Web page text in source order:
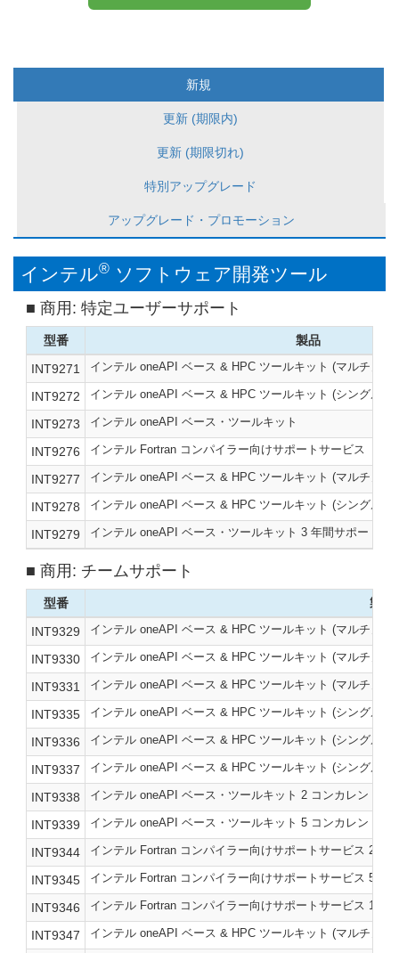
新規
更新 (期限内)
更新 (期限切れ)
特別アップグレード
アップグレード・プロモーション
インテル® ソフトウェア開発ツール
商用 : 特定ユーザーサポート
型番
製品
INT9271
インテル oneAPI ベース & HPC ツールキット (マルチノー
INT9272 インテル oneAPI ベース & HPC ツールキット (シングルノ
INT9273 インテル oneAPI ベース・ツールキット
INT9276 インテル Fortran コンパイラー向けサポートサービス
INT9277 インテル oneAPI ベース & HPC ツールキット (マルチノー
INT9278 インテル oneAPI ベース & HPC ツールキット (シングルノ
INT9279 インテル oneAPI ベース・ツールキット 3 年間サポート付
商用 : チームサポート
型番
製品
INT9329
インテル oneAPI ベース & HPC ツールキット (マルチノー
INT9330 インテル oneAPI ベース & HPC ツールキット (マルチノー
INT9331 インテル oneAPI ベース & HPC ツールキット (マルチノー
INT9335 インテル oneAPI ベース & HPC ツールキット (シングル
INT9336 インテル oneAPI ベース & HPC ツールキット (シングル
INT9337 インテル oneAPI ベース & HPC ツールキット (シングル
INT9338 インテル oneAPI ベース・ツールキット 2 コンカレント・
INT9339 インテル oneAPI ベース・ツールキット 5 コンカレント・
INT9344 インテル Fortran コンパイラー向けサポートサービス 2 コ
INT9345 インテル Fortran コンパイラー向けサポートサービス 5 コ
INT9346 インテル Fortran コンパイラー向けサポートサービス 10
INT9347 インテル oneAPI ベース & HPC ツールキット (マルチノ